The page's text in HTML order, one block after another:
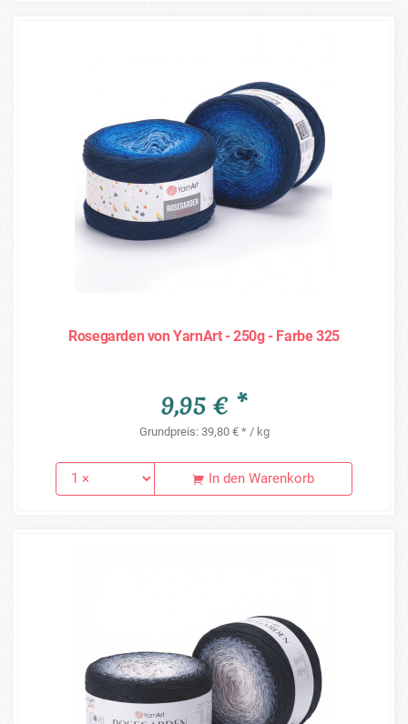
Rosegarden von YarnArt - 250g - Farbe 325
9,95 € *
Grundpreis: 39,80 € * / kg
In den Warenkorb